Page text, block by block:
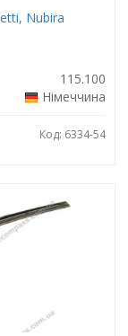
Nubira
115.100
Німеччина
Код: 6334-54